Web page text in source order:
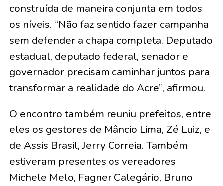
construída de maneira conjunta em todos
os níveis. “Não faz sentido fazer campanha
sem defender a chapa completa. Deputado
estadual, deputado federal, senador e
governador precisam caminhar juntos para
transformar a realidade do Acre”, afirmou.
O encontro também reuniu prefeitos, entre
eles os gestores de Mâncio Lima, Zé Luiz, e
de Assis Brasil, Jerry Correia. Também
estiveram presentes os vereadores
Michele Melo, Fagner Calegário, Bruno